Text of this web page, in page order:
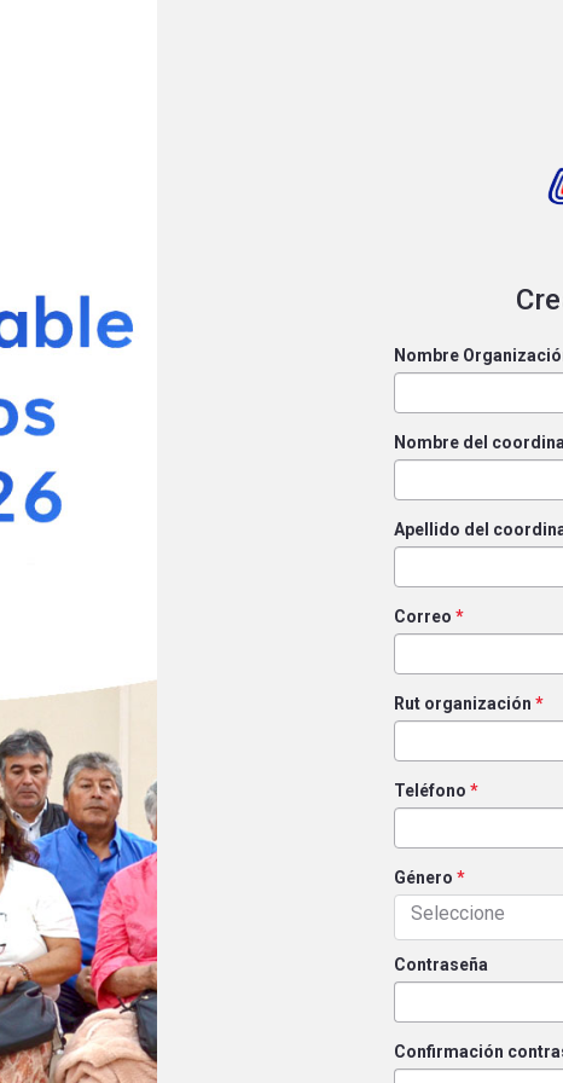
Nombre
Nombre del
Apellido del
Correo *
Rut organización *
Teléfono *
Género *
Seleccione
Contraseña
Confirmación